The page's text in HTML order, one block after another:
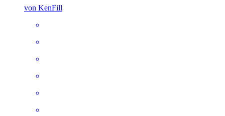
von KenFill